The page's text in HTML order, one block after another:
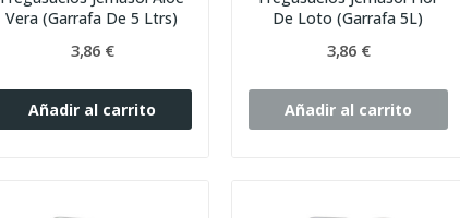
Vera (Garrafa De 5 Ltrs)
3,86 €
Añadir al carrito
De Loto (Garrafa 5L)
3,86 €
Añadir al carrito